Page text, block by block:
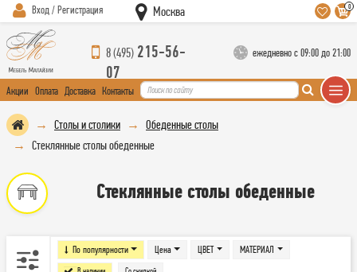
Вход / Регистрация Москва 0
8 (495) 215-56-
07
ежедневно с 09:00 до 21:00
Акции Оплата Доставка Контакты
Столы и столики
Обеденные столы
Стеклянные столы обеденные
Стеклянные столы обеденные
По популярности Цена ЦВЕТ МАТЕРИАЛ